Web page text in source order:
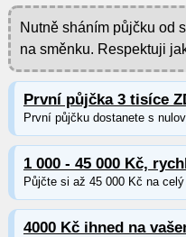
Nutně sháním půjčku od
na směnku. Respektuji
První půjčka 3 tisíce
První půjčku dostanete s
1 000 - 45 000 Kč,
Půjčte si až 45 000 Kč na celý
4000 Kč ihned na